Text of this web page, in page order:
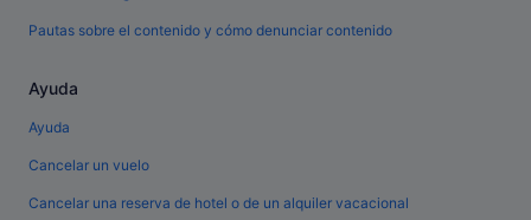
Pautas sobre el contenido y cómo denunciar contenido
Ayuda
Ayuda
Cancelar un vuelo
Cancelar una reserva de hotel o de un alquiler vacacional